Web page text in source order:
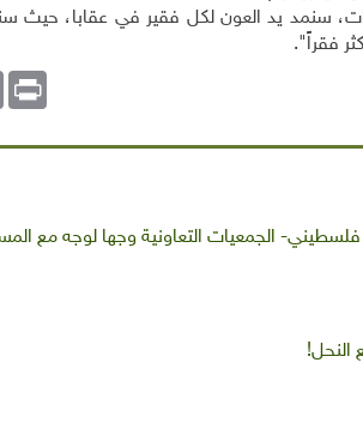
سنمد يد العون لكل فقير في عقابا، حيث
Print
الجمعيات التعاونية وجها لوجه مع
النحل!